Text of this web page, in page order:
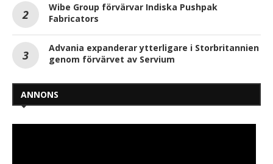
Wibe Group förvärvar Indiska Pushpak
Fabricators
Advania expanderar ytterligare i Storbritannien
genom förvärvet av Servium
ANNONS